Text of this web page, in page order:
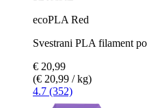
ecoPLA Red
Svestrani PLA filament
€ 20,99
(€ 20,99 / kg)
4.7 (352)